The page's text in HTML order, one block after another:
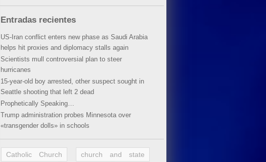
Entradas recientes
US-Iran conflict enters new phase as Saudi Arabia
helps hit proxies and diplomacy stalls again
Scientists mull controversial plan to steer
hurricanes
15-year-old boy arrested, other suspect sought in
Seattle shooting that left 2 dead
Prophetically Speaking…
Trump administration probes Minnesota over
«transgender dolls» in schools
Catholic Church
church and state